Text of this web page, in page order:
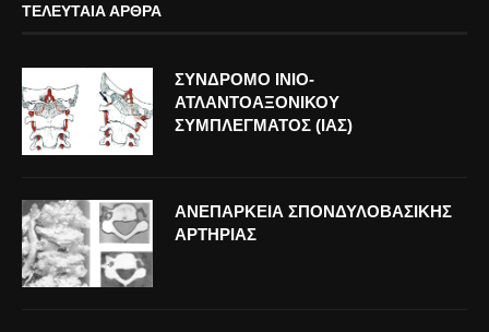
ΤΕΛΕΥΤΑΊΑ ΆΡΘΡΑ
ΣΥΝΔΡΟΜΟ ΙΝΙΟ-
ΑΤΛΑΝΤΟΑΞΟΝΙΚΟΥ
ΣΥΜΠΛΕΓΜΑΤΟΣ (ΙΑΣ)
ΑΝΕΠΑΡΚΕΙΑ ΣΠΟΝΔΥΛΟΒΑΣΙΚΗΣ
ΑΡΤΗΡΙΑΣ